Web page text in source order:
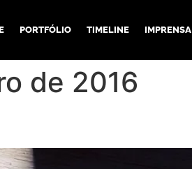
PORTFÓLIO TIMELINE IMPRENSA
de 2016